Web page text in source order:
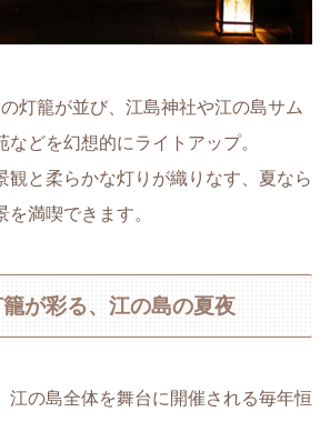
灯籠が並び、江島神社や江の島サム
などを幻想的にライトアップ。
観と柔らかな灯りが織りなす、夏なら
満喫できます。
が彩る、江の島の夏夜
江の島全体を舞台に開催される毎年恒